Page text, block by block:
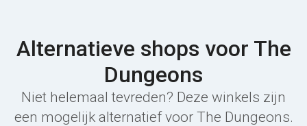
Alternatieve shops voor The
Dungeons
Niet helemaal tevreden? Deze winkels zijn
een mogelijk alternatief voor The Dungeons.